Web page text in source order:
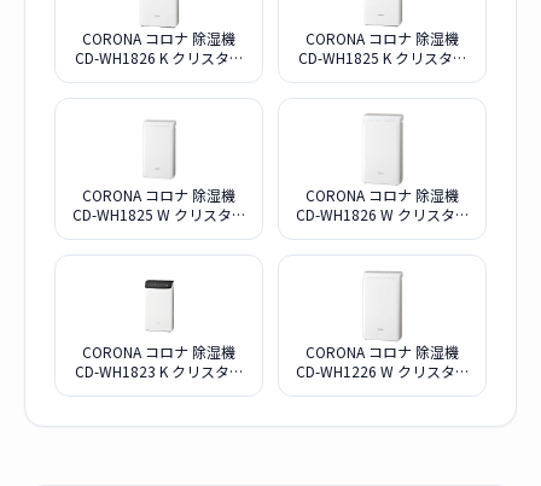
CORONA コロナ 除湿機
CD-WH1826 K クリスタル
CORONA コロナ 除湿機
CD-WH1825 K クリスタル
CORONA コロナ 除湿機
CD-WH1825 W クリスタル
CORONA コロナ 除湿機
CD-WH1826 W クリスタル
CORONA コロナ 除湿機
CD-WH1823 K クリスタル
CORONA コロナ 除湿機
CD-WH1226 W クリスタル